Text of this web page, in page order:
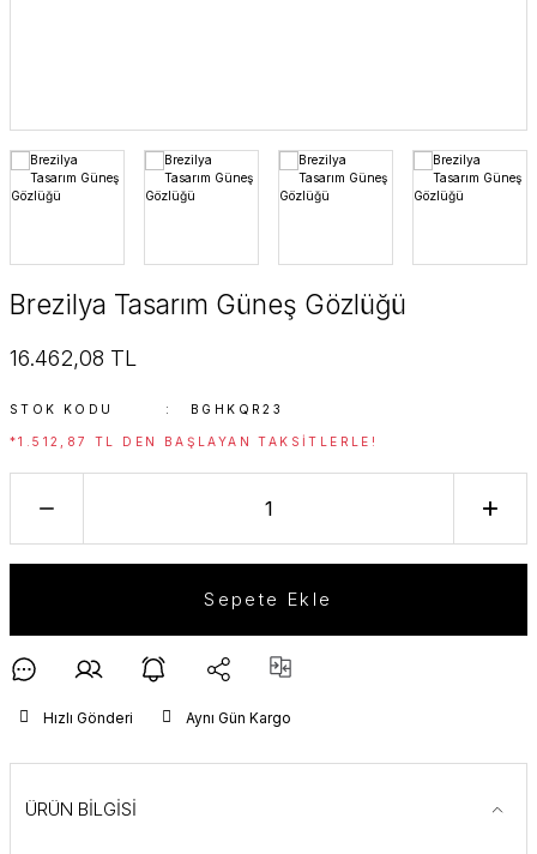
Brezilya Tasarım Güneş Gözlüğü
16.462,08 TL
STOK KODU BGHKQR23
*1.512,87 TL DEN BAŞLAYAN TAKSITLERLE!
Sepete Ekle
Hızlı Gönderi Aynı Gün Kargo
ÜRÜN BİLGİSİ
Timeless Edition